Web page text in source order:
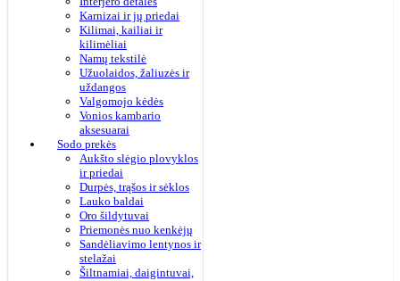
Karnizai ir jų priedai
Kilimai, kailiai ir
kilimėliai
Namų tekstilė
Užuolaidos, žaliuzės ir
uždangos
Valgomojo kėdės
Vonios kambario
aksesuarai
Sodo prekės
Aukšto slėgio plovyklos
ir priedai
Durpės, trąšos ir sėklos
Lauko baldai
Oro šildytuvai
Priemonės nuo kenkėjų
Sandėliavimo lentynos ir
stelažai
Šiltnamiai, daigintuvai,